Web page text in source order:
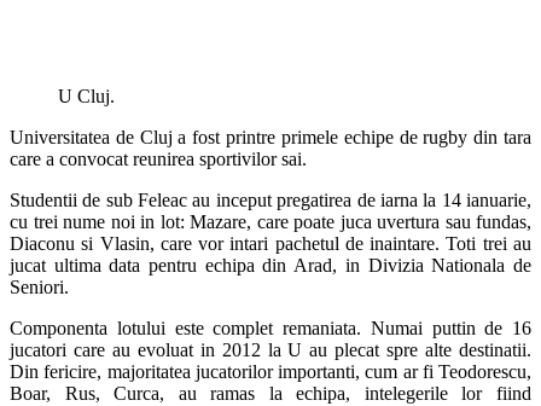
U Cluj.
Universitatea de Cluj a fost printre primele echipe de rugby din tara
care a convocat reunirea sportivilor sai.
Studentii de sub Feleac au inceput pregatirea de iarna la 14 ianuarie,
cu trei nume noi in lot: Mazare, care poate juca uvertura sau fundas,
Diaconu si Vlasin, care vor intari pachetul de inaintare. Toti trei au
jucat ultima data pentru echipa din Arad, in Divizia Nationala de
Seniori.
Componenta lotului este complet remaniata. Numai puttin de 16
jucatori care au evoluat in 2012 la U au plecat spre alte destinatii.
Din fericire, majoritatea jucatorilor importanti, cum ar fi Teodorescu,
Boar, Rus, Curca, au ramas la echipa, intelegerile lor fiind